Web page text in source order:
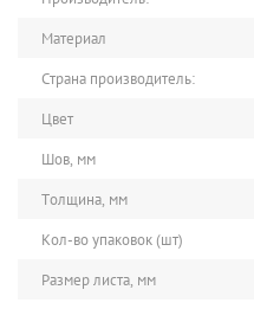
Материал
Страна производитель:
Цвет
Шов, мм
Толщина, мм
Кол-во упаковок (шт)
Размер листа, мм